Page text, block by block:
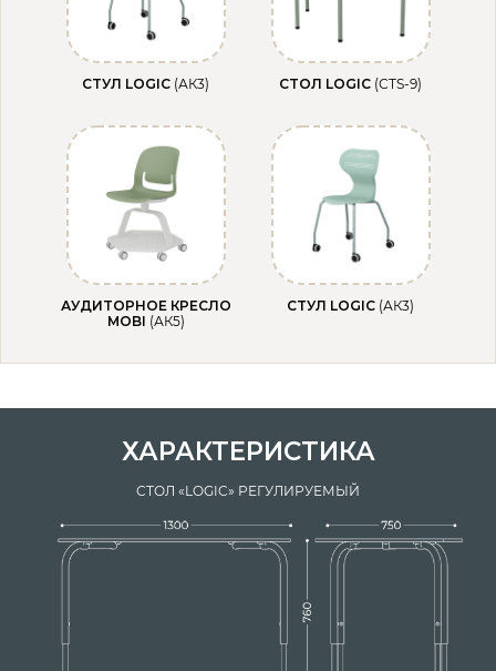
СТУЛ LOGIC (АК3) СТОЛ LOGIC (СТS-9)
АУДИТОРНОЕ КРЕСЛО
MOBI (АК5)
СТУЛ LOGIC (АК3)
ХАРАКТЕРИСТИКА
СТОЛ «LOGIC» РЕГУЛИРУЕМЫЙ